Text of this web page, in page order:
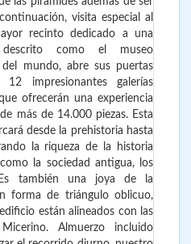
visita especial al
recinto dedicado a una
como el museo
mundo, abre sus puertas
impresionantes galerías
ofrecerán una experiencia
más de 14.000 piezas. Esta
desde la prehistoria hasta
la riqueza de la historia
la sociedad antigua, los
también una joya de la
forma de triángulo oblicuo,
están alineados con las
Almuerzo incluido